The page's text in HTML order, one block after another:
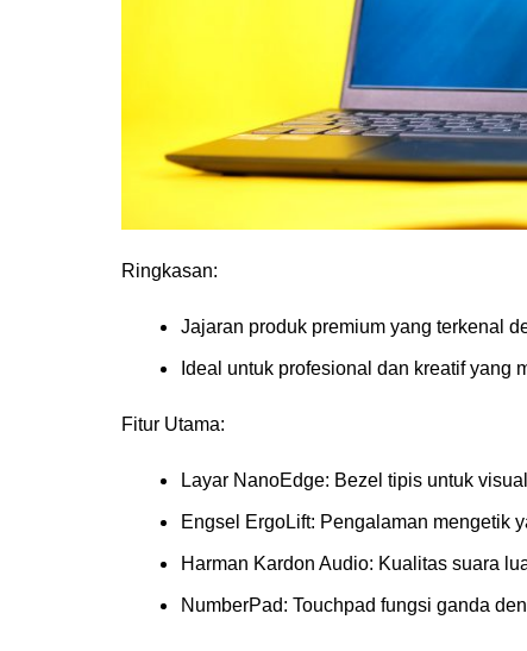
Ringkasan:
Jajaran produk premium yang terkenal
Ideal untuk profesional dan kreatif yang
Fitur Utama:
Layar NanoEdge: Bezel tipis untuk
Engsel ErgoLift: Pengalaman mengetik
Harman Kardon Audio: Kualitas suara
NumberPad: Touchpad fungsi ganda